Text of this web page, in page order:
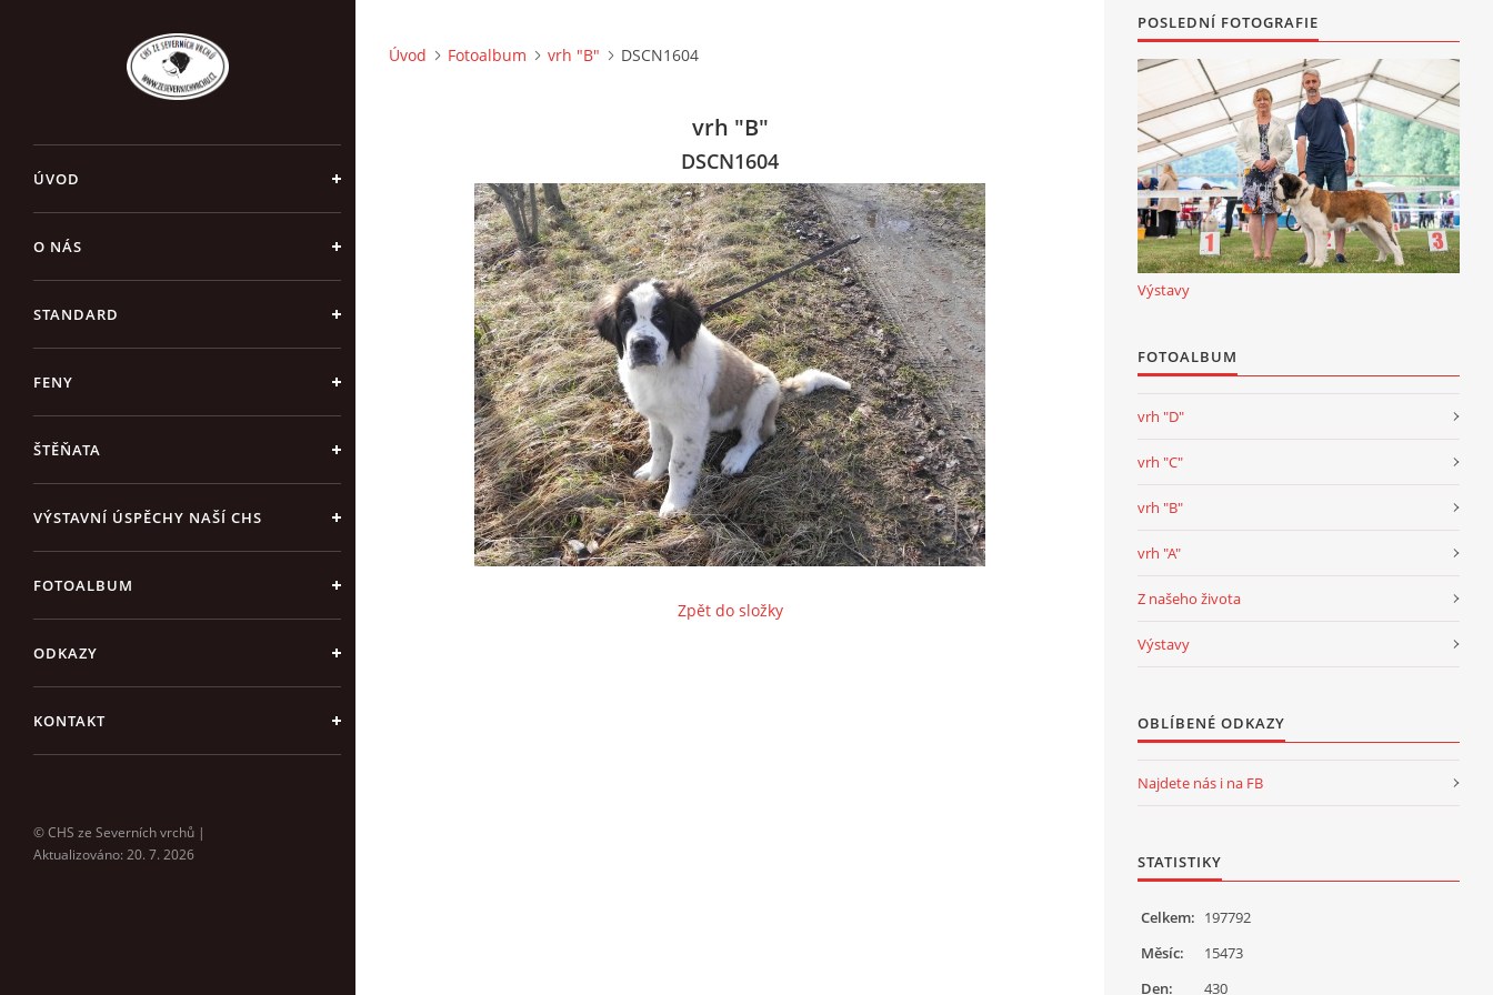
ÚVOD
O NÁS
STANDARD
FENY
ŠTĚŇATA
VÝSTAVNÍ ÚSPĚCHY NAŠÍ CHS
FOTOALBUM
ODKAZY
KONTAKT
© CHS ze Severních vrchů |
Aktualizováno: 20. 7. 2026
Úvod Fotoalbum vrh "B" DSCN1604
vrh "B"
DSCN1604
Zpět do složky
POSLEDNÍ FOTOGRAFIE
Výstavy
FOTOALBUM
vrh "D"
vrh "C"
vrh "B"
vrh "A"
Z našeho života
Výstavy
OBLÍBENÉ ODKAZY
Najdete nás i na FB
STATISTIKY
Celkem: 197792
Měsíc:
15473
Den:
430